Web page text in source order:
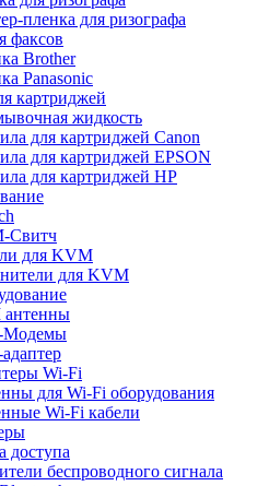
пленка для ризографа
факсов
Brother
Panasonic
картриджей
жидкость
для картриджей Canon
для картриджей EPSON
для картриджей HP
Свитч
для KVM
для KVM
антенны
Модемы
Wi-Fi
для Wi-Fi оборудования
Wi-Fi кабели
доступа
беспроводного сигнала